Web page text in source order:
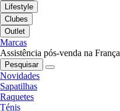
Lifestyle
Clubes
Outlet
Marcas
Assistência pós-venda na França
Pesquisar
Novidades
Sapatilhas
Raquetes
Ténis